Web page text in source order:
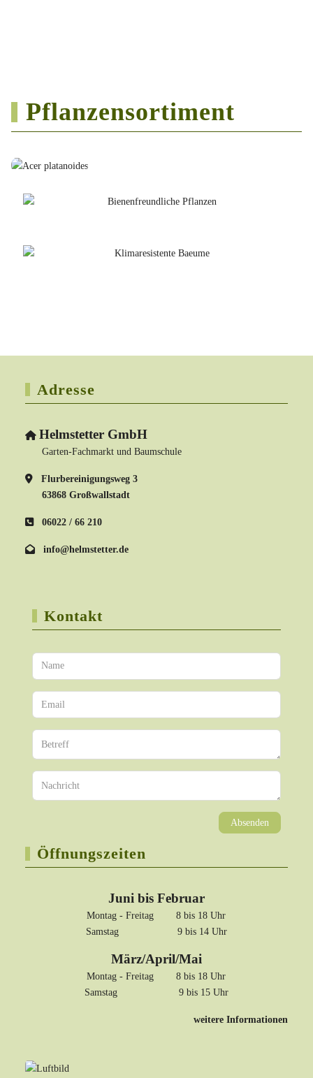
Pflanzensortiment
Adresse
Helmstetter GmbH
Garten-Fachmarkt und Baumschule
Flurbereinigungsweg 3
63868 Großwallstadt
06022 / 66 210
info@helmstetter.de
Kontakt
Absenden
Öffnungszeiten
Juni bis Februar
Montag - Freitag 8 bis 18 Uhr
Samstag 9 bis 14 Uhr
März/April/Mai
Montag - Freitag 8 bis 18 Uhr
Samstag 9 bis 15 Uhr
weitere Informationen